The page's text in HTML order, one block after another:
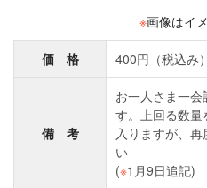
※画像はイ
価 格 400円（税込み）
備 考
お一人さま一
す。上回る数
入りますが、
い
(※1月9日追記)